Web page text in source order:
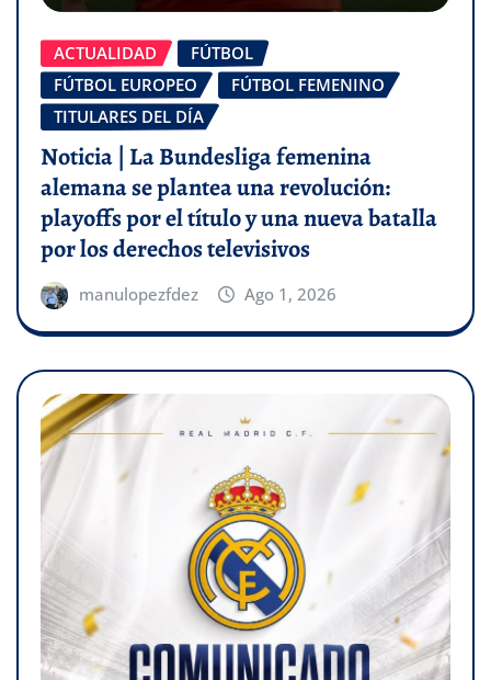
ACTUALIDAD
FÚTBOL
FÚTBOL EUROPEO
FÚTBOL FEMENINO
TITULARES DEL DÍA
Noticia | La Bundesliga femenina
alemana se plantea una revolución:
playoffs por el título y una nueva batalla
por los derechos televisivos
manulopezfdez Ago 1, 2026